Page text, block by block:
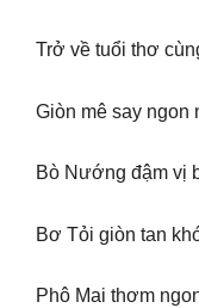
Trở về tuổi thơ
Giòn mê say ngon
Bò Nướng đậm vị
Bơ Tỏi giòn tan
Phô Mai thơm